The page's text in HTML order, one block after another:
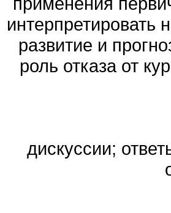
интерпретировать
развитие и
роль отказа от
дискуссии;